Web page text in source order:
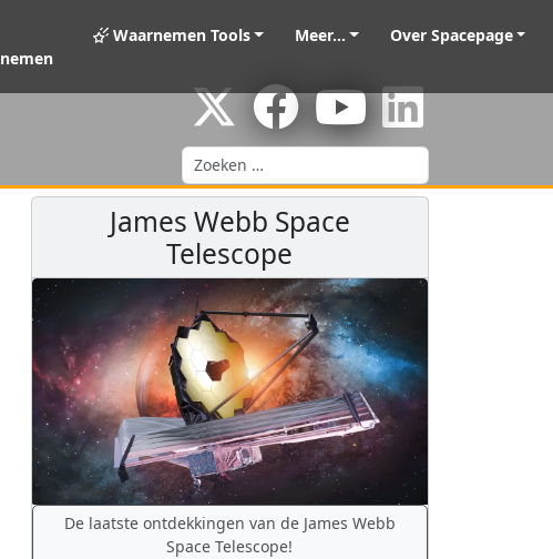
Waarnemen Tools Meer... Over Spacepage
Zoeken
James Webb Space
Telescope
De laatste ontdekkingen van de James Webb
Space Telescope!